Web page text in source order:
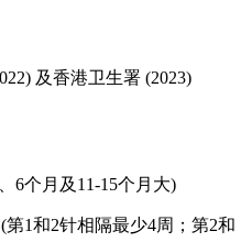
及香港卫生署 (2023)
6个月及11-15个月大)
1和2针相隔最少4周；第2和